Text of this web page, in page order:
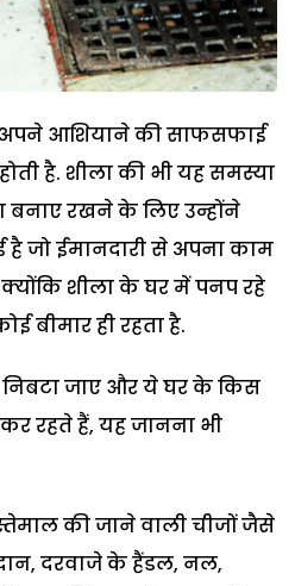
आशियाने की साफसफाई
है. शीला की भी यह समस्या
बनाए रखने के लिए उन्होंने
है जो ईमानदारी से अपना काम
क्योंकि शीला के घर में पनप रहे
बीमार ही रहता है.
जाए और ये घर के किस
रहते हैं, यह जानना भी
की जाने वाली चीजों जैसे
दरवाजे के हैंडल, नल,